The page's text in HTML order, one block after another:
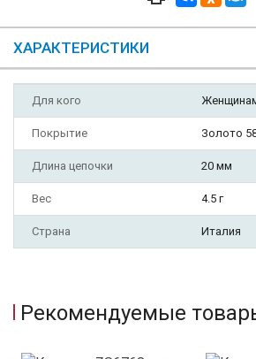
ХАРАКТЕРИСТИКИ
Для кого
Покрытие Золото
Длина цепочки 20 мм
Вес 4.5 г
Страна Италия
Рекомендуемые